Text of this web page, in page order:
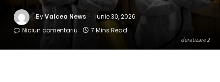
deratizare 2
ByValcea News
iunie 30, 2026
Niciun comentariu
7 Mins Read